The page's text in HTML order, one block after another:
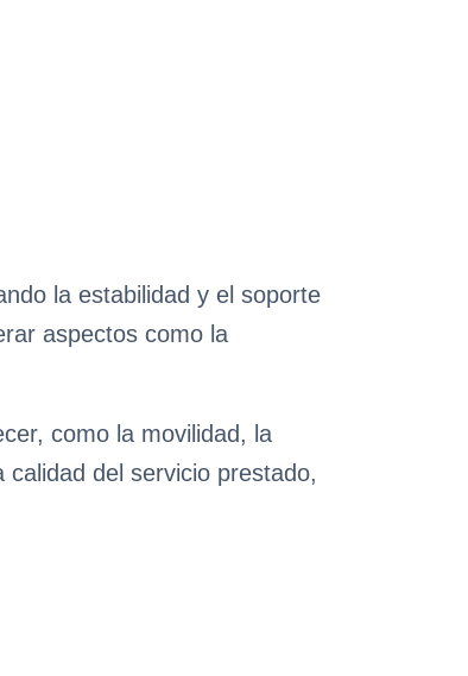
la estabilidad y el soporte
aspectos como la
como la movilidad, la
del servicio prestado,